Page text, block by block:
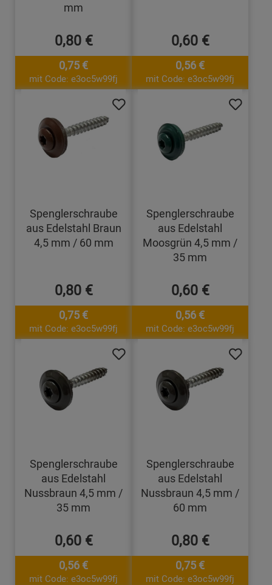
mm
0,80 €
0,75 €
mit Code: e3oc5w99fj
0,60 €
0,56 €
mit Code: e3oc5w99fj
Spenglerschraube
aus Edelstahl Braun
4,5 mm / 60 mm
0,80 €
0,75 €
mit Code: e3oc5w99fj
Spenglerschraube
aus Edelstahl
Moosgrün 4,5 mm /
35 mm
0,60 €
0,56 €
mit Code: e3oc5w99fj
Spenglerschraube
aus Edelstahl
Nussbraun 4,5 mm /
35 mm
0,60 €
0,56 €
mit Code: e3oc5w99fj
Spenglerschraube
aus Edelstahl
Nussbraun 4,5 mm /
60 mm
0,80 €
0,75 €
mit Code: e3oc5w99fj